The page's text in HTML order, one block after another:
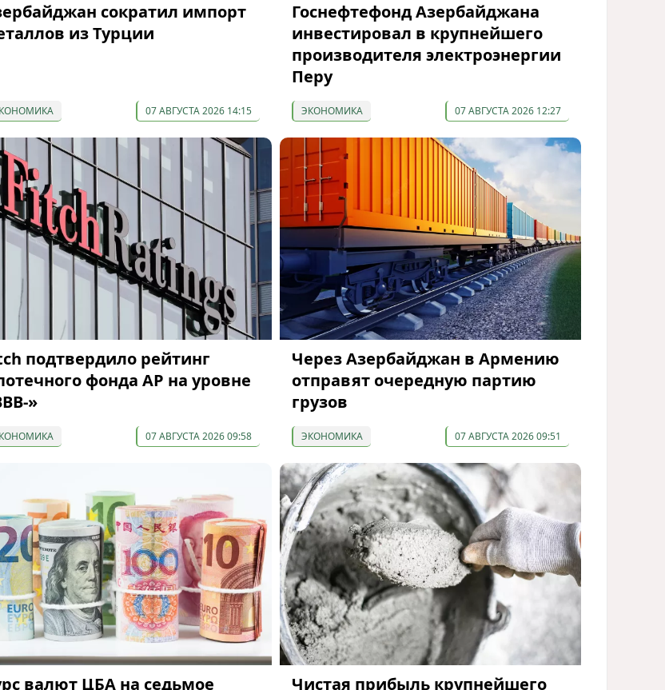
сократил импорт
из Турции
07 АВГУСТА 2026 14:15
Госнефтефонд Азербайджана
инвестировал в крупнейшего
производителя электроэнергии
Перу
ЭКОНОМИКА 07 АВГУСТА 2026 12:27
подтвердило рейтинг
фонда АР на уровне
»
07 АВГУСТА 2026 09:58
Через Азербайджан в Армению
отправят очередную партию
грузов
ЭКОНОМИКА 07 АВГУСТА 2026 09:51
валют ЦБА на седьмое Чистая прибыль крупнейшего